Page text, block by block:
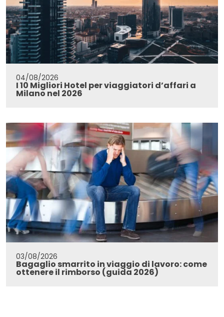
04/08/2026
I 10 Migliori Hotel per viaggiatori d’affari a
Milano nel 2026
03/08/2026
Bagaglio smarrito in viaggio di lavoro: come
ottenere il rimborso (guida 2026)